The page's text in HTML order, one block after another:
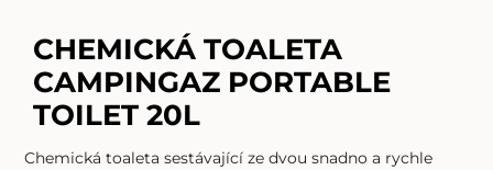
CHEMICKÁ TOALETA
CAMPINGAZ PORTABLE
TOILET 20L
Chemická toaleta sestávající ze dvou snadno a rychle